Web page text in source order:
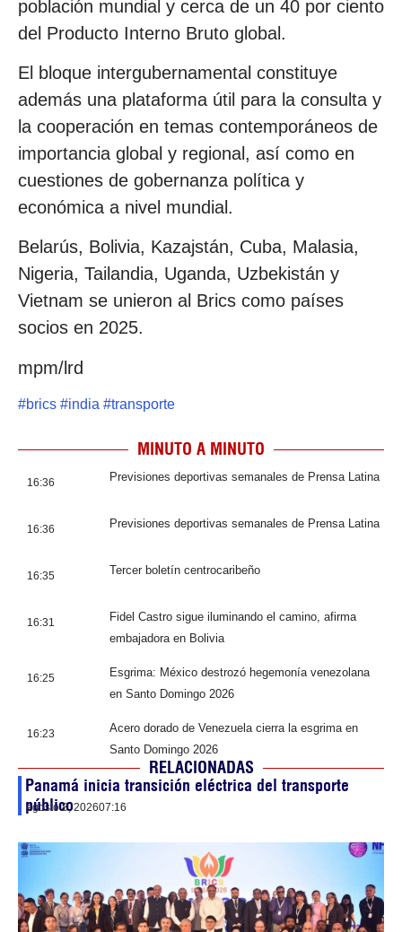
población mundial y cerca de un 40 por ciento
del Producto Interno Bruto global.
El bloque intergubernamental constituye
además una plataforma útil para la consulta y
la cooperación en temas contemporáneos de
importancia global y regional, así como en
cuestiones de gobernanza política y
económica a nivel mundial.
Belarús, Bolivia, Kazajstán, Cuba, Malasia,
Nigeria, Tailandia, Uganda, Uzbekistán y
Vietnam se unieron al Brics como países
socios en 2025.
mpm/lrd
#brics #india #transporte
MINUTO A MINUTO
16:36 Previsiones deportivas semanales de Prensa Latina
16:36 Previsiones deportivas semanales de Prensa Latina
16:35 Tercer boletín centrocaribeño
16:31
Fidel Castro sigue iluminando el camino, afirma
embajadora en Bolivia
16:25
Esgrima: México destrozó hegemonía venezolana
en Santo Domingo 2026
16:23
Acero dorado de Venezuela cierra la esgrima en
Santo Domingo 2026
RELACIONADAS
Panamá inicia transición eléctrica del transporte
público
agosto 8, 202607:16